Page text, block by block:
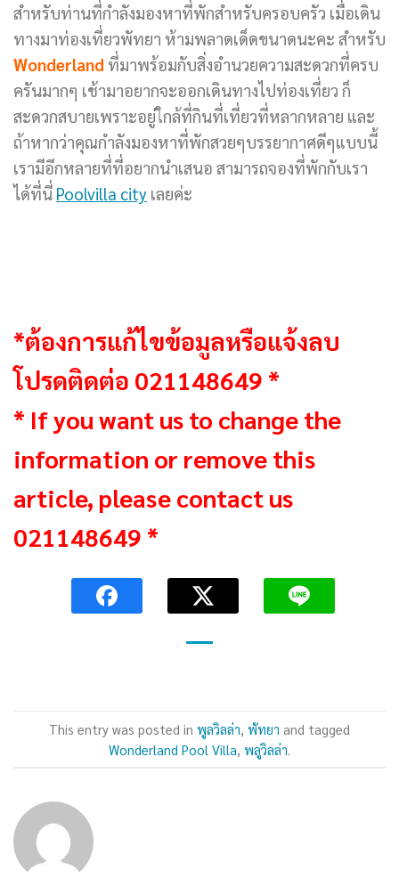
สำหรับท่านที่กำลังมองหาที่พักสำหรับครอบครัว เมื่อเดิน
ทางมาท่องเที่ยวพัทยา ห้ามพลาดเด็ดขนาดนะคะ สำหรับ
Wonderland ที่มาพร้อมกับสิ่งอำนวยความสะดวกที่ครบ
ครันมากๆ เช้ามาอยากจะออกเดินทางไปท่องเที่ยว ก็
สะดวกสบายเพราะอยู่ใกล้ที่กินที่เที่ยวที่หลากหลาย และ
ถ้าหากว่าคุณกำลังมองหาที่พักสวยๆบรรยากาศดีๆแบบนี้
เรามีอีกหลายที่ที่อยากนำเสนอ สามารถจองที่พักกับเรา
ได้ที่นี่ Poolvilla city เลยค่ะ
*ต้องการแก้ไขข้อมูลหรือแจ้งลบ
โปรดติดต่อ 021148649 *
* If you want us to change the
information or remove this
article, please contact us
021148649 *
This entry was posted in พูลวิลล่า พัทยา and tagged
Wonderland Pool Villa พลูวิลล่า